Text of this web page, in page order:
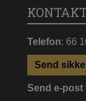
Telefon: 66
Send
Send e-post